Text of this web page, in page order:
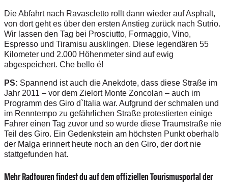
Die Abfahrt nach Ravascletto rollt dann wieder auf Asphalt,
von dort geht es über den ersten Anstieg zurück nach Sutrio.
Wir lassen den Tag bei Prosciutto, Formaggio, Vino,
Espresso und Tiramisu ausklingen. Diese legendären 55
Kilometer und 2.000 Höhenmeter sind auf ewig
abgespeichert. Che bello é!
PS: Spannend ist auch die Anekdote, dass diese Straße im
Jahr 2011 – vor dem Zielort Monte Zoncolan – auch im
Programm des Giro d`Italia war. Aufgrund der schmalen und
im Renntempo zu gefährlichen Straße protestierten einige
Fahrer einen Tag zuvor und so wurde diese Traumstraße nie
Teil des Giro. Ein Gedenkstein am höchsten Punkt oberhalb
der Malga erinnert heute noch an den Giro, der dort nie
stattgefunden hat.
Mehr Radtouren findest du auf dem offiziellen Tourismusportal der